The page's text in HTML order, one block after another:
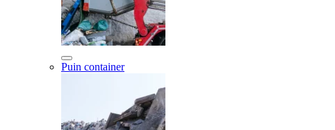
Puin container